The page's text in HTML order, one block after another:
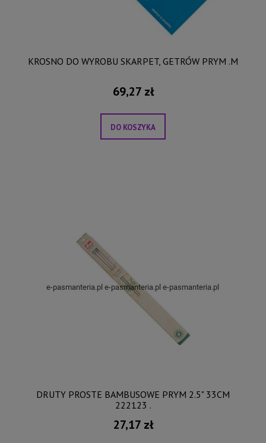
KROSNO DO WYROBU SKARPET, GETRÓW PRYM .M
69,27 zł
DO KOSZYKA
DRUTY PROSTE BAMBUSOWE PRYM 2.5" 33CM
222123 .
27,17 zł